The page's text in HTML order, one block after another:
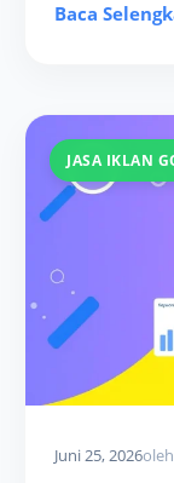
Baca
JASA IKLAN
Juni 25, 2026oleh